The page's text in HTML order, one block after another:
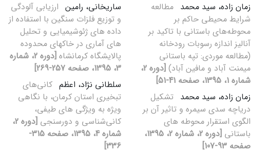
زمان زاده، سید محمد مطالعه
شرایط محیطی حاکم بر
محوطه‌های باستانی با تاکید بر
آنالیز اندازه رسوبات رودخانه
(مطالعه موردی: تپه باستانی
میمنت آباد و مافین آباد)
[دوره 2،
شماره 1، 1395، صفحه 41-51]
زمان زاده، سید محمد تشکیل
دریاچه سدی سیمره و تاثیر آن بر
الگوی استقرار محوطه های
باستانی
[دوره 2، شماره 2، 1395،
صفحه 93-107]
ساریخانی، رامین ارزیابی آلودگی
و توزیع فلزات سنگین با استفاده از
داده های ژئوشیمیایی و تحلیل
های آماری در خاکهای محدوده
پالایشگاه کرمانشاه
[دوره 2، شماره
3، 1395، صفحه 257-269]
سلطانی نژاد، اعظم کانی‌های
تبخیری استان کرمان، با نگاهی
ویژه به ویژگی های طیفی،
کانی‌شناسی و دورسنجی
[دوره 2،
شماره 4، 1395، صفحه 315-
336]